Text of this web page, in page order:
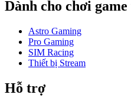
Dành cho chơi
Astro Gaming
Pro Gaming
SIM Racing
Thiết bị Stream
Hỗ trợ